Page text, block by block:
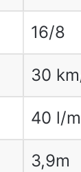
16/8
30
40 l/
3,9m